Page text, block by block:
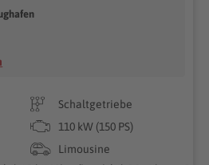
Schaltgetriebe
110 kW (150 PS)
Limousine